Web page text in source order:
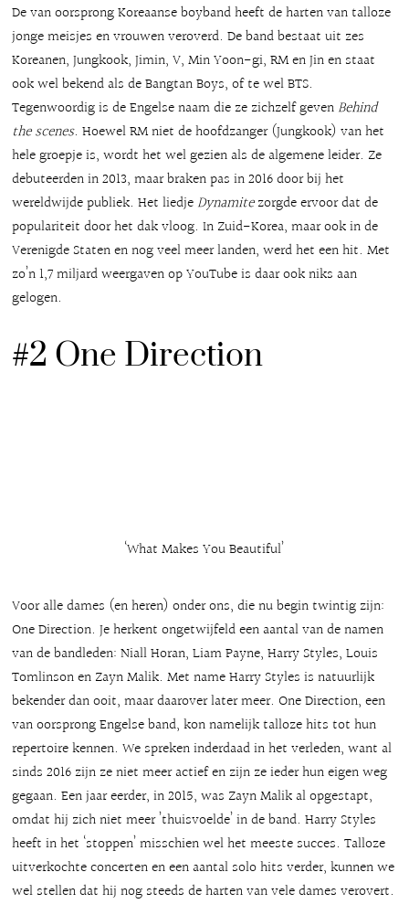
De van oorsprong Koreaanse boyband heeft de harten van talloze
jonge meisjes en vrouwen veroverd. De band bestaat uit zes
Koreanen, Jungkook, Jimin, V, Min Yoon-gi, RM en Jin en staat
ook wel bekend als de Bangtan Boys, of te wel BTS.
Tegenwoordig is de Engelse naam die ze zichzelf geven Behind
the scenes. Hoewel RM niet de hoofdzanger (Jungkook) van het
hele groepje is, wordt het wel gezien als de algemene leider. Ze
debuteerden in 2013, maar braken pas in 2016 door bij het
wereldwijde publiek. Het liedje Dynamitezorgde ervoor dat de
populariteit door het dak vloog. In Zuid-Korea, maar ook in de
Verenigde Staten en nog veel meer landen, werd het een hit. Met
zo’n 1,7 miljard weergaven op YouTube is daar ook niks aan
gelogen.
#2 One Direction
‘What Makes You Beautiful’
Voor alle dames (en heren) onder ons, die nu begin twintig zijn:
One Direction. Je herkent ongetwijfeld een aantal van de namen
van de bandleden: Niall Horan, Liam Payne, Harry Styles, Louis
Tomlinson en Zayn Malik. Met name Harry Styles is natuurlijk
bekender dan ooit, maar daarover later meer. One Direction, een
van oorsprong Engelse band, kon namelijk talloze hits tot hun
repertoire kennen. We spreken inderdaad in het verleden, want al
sinds 2016 zijn ze niet meer actief en zijn ze ieder hun eigen weg
gegaan. Een jaar eerder, in 2015, was Zayn Malik al opgestapt,
omdat hij zich niet meer ’thuisvoelde’ in de band. Harry Styles
heeft in het ‘stoppen’ misschien wel het meeste succes. Talloze
uitverkochte concerten en een aantal solo hits verder, kunnen we
wel stellen dat hij nog steeds de harten van vele dames verovert.